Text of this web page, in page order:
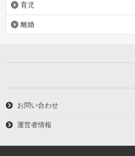
育児
離婚
お問い合わせ
運営者情報